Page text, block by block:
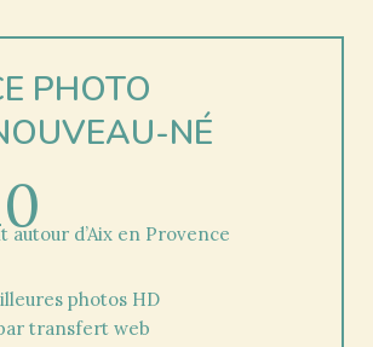
PHOTO
NÉ
autour d’Aix en Provence
photos HD
transfert web